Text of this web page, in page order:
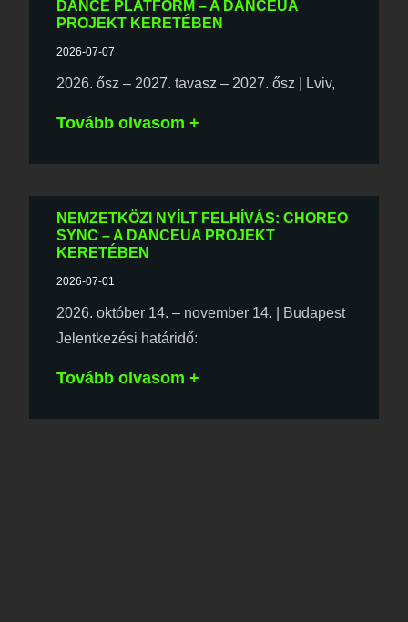
DANCE PLATFORM – A DANCEUA
PROJEKT KERETÉBEN
2026-07-07
2026. ősz – 2027. tavasz – 2027. ősz | Lviv,
Tovább olvasom +
NEMZETKÖZI NYÍLT FELHÍVÁS: CHOREO
SYNC – A DANCEUA PROJEKT
KERETÉBEN
2026-07-01
2026. október 14. – november 14. | Budapest
Jelentkezési határidő:
Tovább olvasom +